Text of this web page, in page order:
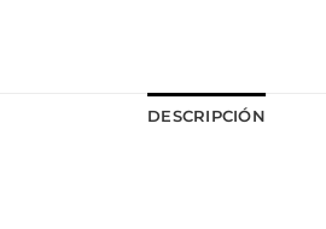
DESCRIPCIÓN